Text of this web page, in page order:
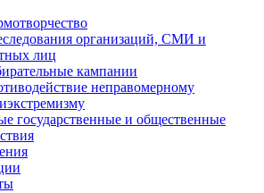
организаций, СМИ и
лиц
кампании
неправомерному
государственные и общественные